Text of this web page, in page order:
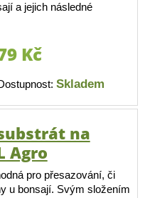
a jejich následné
Kč
Skladem
na
Agro
pro přesazování, či
u bonsají. Svým složením